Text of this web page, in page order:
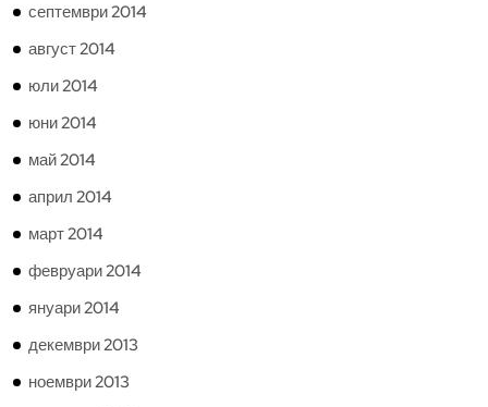
септември 2014
август 2014
юли 2014
юни 2014
май 2014
април 2014
март 2014
февруари 2014
януари 2014
декември 2013
ноември 2013